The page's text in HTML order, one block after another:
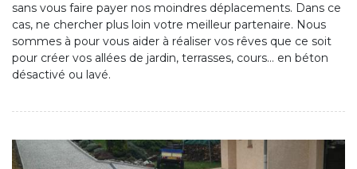
sans vous faire payer nos moindres déplacements. Dans ce
cas, ne chercher plus loin votre meilleur partenaire. Nous
sommes à pour vous aider à réaliser vos rêves que ce soit
pour créer vos allées de jardin, terrasses, cours… en béton
désactivé ou lavé.